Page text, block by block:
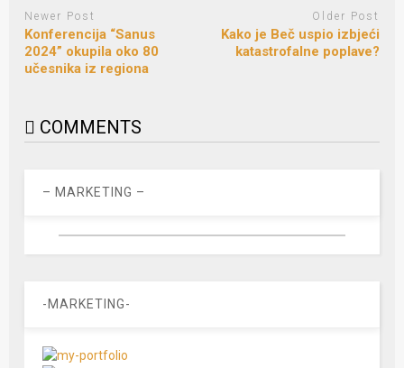
Newer Post
Konferencija “Sanus
2024” okupila oko 80
učesnika iz regiona
Older Post
Kako je Beč uspio izbjeći
katastrofalne poplave?
COMMENTS
– MARKETING –
-MARKETING-